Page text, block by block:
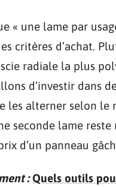
« une lame par
critères d’achat.
radiale la plus
d’investir dans
les alterner selon le
seconde lame
d’un panneau
: Quels outils